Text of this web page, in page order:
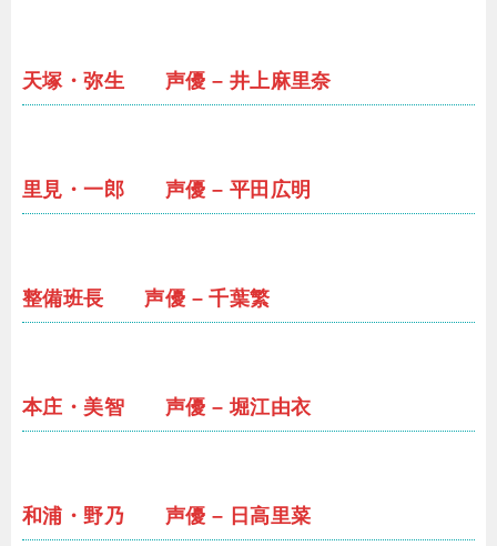
天塚・弥生 声優 – 井上麻里奈
里見・一郎 声優 – 平田広明
整備班長 声優 – 千葉繁
本庄・美智 声優 – 堀江由衣
和浦・野乃 声優 – 日高里菜